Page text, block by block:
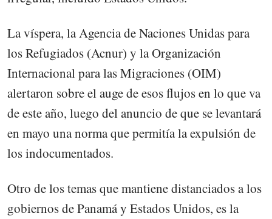
La víspera, la Agencia de Naciones Unidas para
los Refugiados (Acnur) y la Organización
Internacional para las Migraciones (OIM)
alertaron sobre el auge de esos flujos en lo que va
de este año, luego del anuncio de que se levantará
en mayo una norma que permitía la expulsión de
los indocumentados.
Otro de los temas que mantiene distanciados a los
gobiernos de Panamá y Estados Unidos, es la